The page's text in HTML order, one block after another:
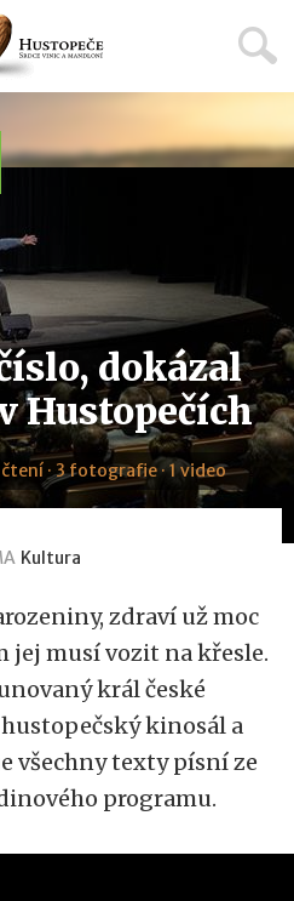
dokázal
Hustopečích
· 3 fotografie · 1 video
Kultura
zdraví už moc
jej musí vozit na křesle.
král české
kinosál a
všechny texty písní ze
programu.